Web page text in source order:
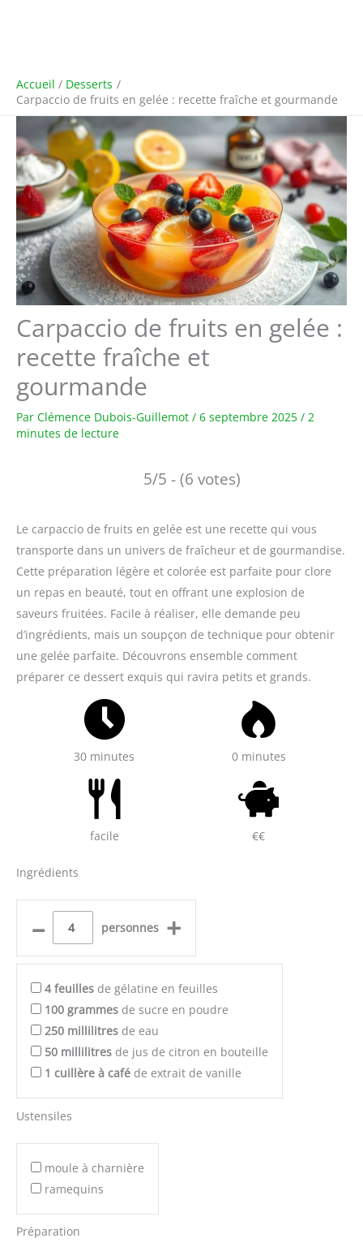
Accueil
Desserts
Carpaccio de fruits en gelée : recette fraîche et gourmande
Carpaccio de fruits en gelée :
recette fraîche et
gourmande
Par Clémence Dubois-Guillemot / 6 septembre 2025 / 2
minutes de lecture
5/5 - (6 votes)
Le carpaccio de fruits en gelée est une recette qui vous
transporte dans un univers de fraîcheur et de gourmandise.
Cette préparation légère et colorée est parfaite pour clore
un repas en beauté, tout en offrant une explosion de
saveurs fruitées. Facile à réaliser, elle demande peu
d’ingrédients, mais un soupçon de technique pour obtenir
une gelée parfaite. Découvrons ensemble comment
préparer ce dessert exquis qui ravira petits et grands.
30 minutes 0 minutes
facile €€
Ingrédients
– personnes +
4 feuilles de gélatine en feuilles
100 grammes de sucre en poudre
250 millilitres de eau
50 millilitres de jus de citron en bouteille
1 cuillère à café de extrait de vanille
Ustensiles
moule à charnière
ramequins
Préparation